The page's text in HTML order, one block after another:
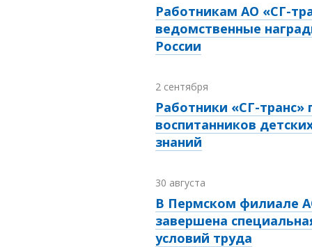
Работникам АО «СГ-
ведомственные
России
2 сентября
Работники «СГ-транс»
воспитанников
знаний
30 августа
В Пермском филиале
завершена
условий труда